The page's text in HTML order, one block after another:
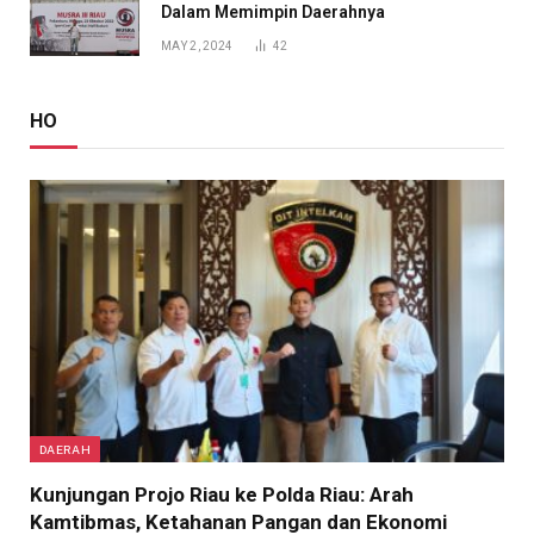
Dalam Memimpin Daerahnya
MAY 2, 2024 42
HO
DAERAH
Kunjungan Projo Riau ke Polda Riau: Arah
Kamtibmas, Ketahanan Pangan dan Ekonomi